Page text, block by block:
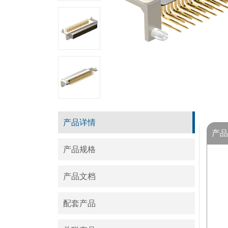
产品详情
产品规格
产品文档
配套产品
产